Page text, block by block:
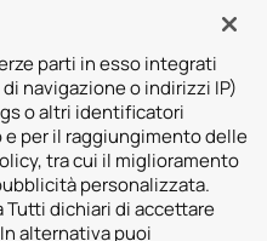
parti in esso integrati
navigazione o indirizzi IP)
o altri identificatori
per il raggiungimento delle
tra cui il miglioramento
personalizzata.
dichiari di accettare
alternativa puoi